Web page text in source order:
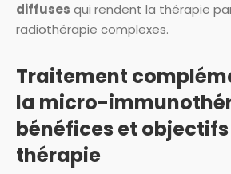
diffuses qui rendent la thérapie
radiothérapie complexes.
Traitement
la micro-
bénéfices et
thérapie